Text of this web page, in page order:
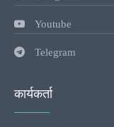
Youtube
Telegram
कार्यकर्ता